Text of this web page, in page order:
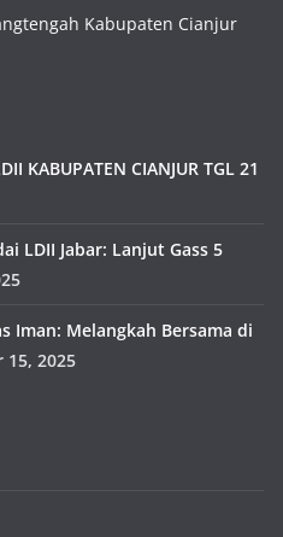
Kabupaten Cianjur
KABUPATEN CIANJUR TGL 21
LDII Jabar: Lanjut Gass 5
Iman: Melangkah Bersama di
15, 2025